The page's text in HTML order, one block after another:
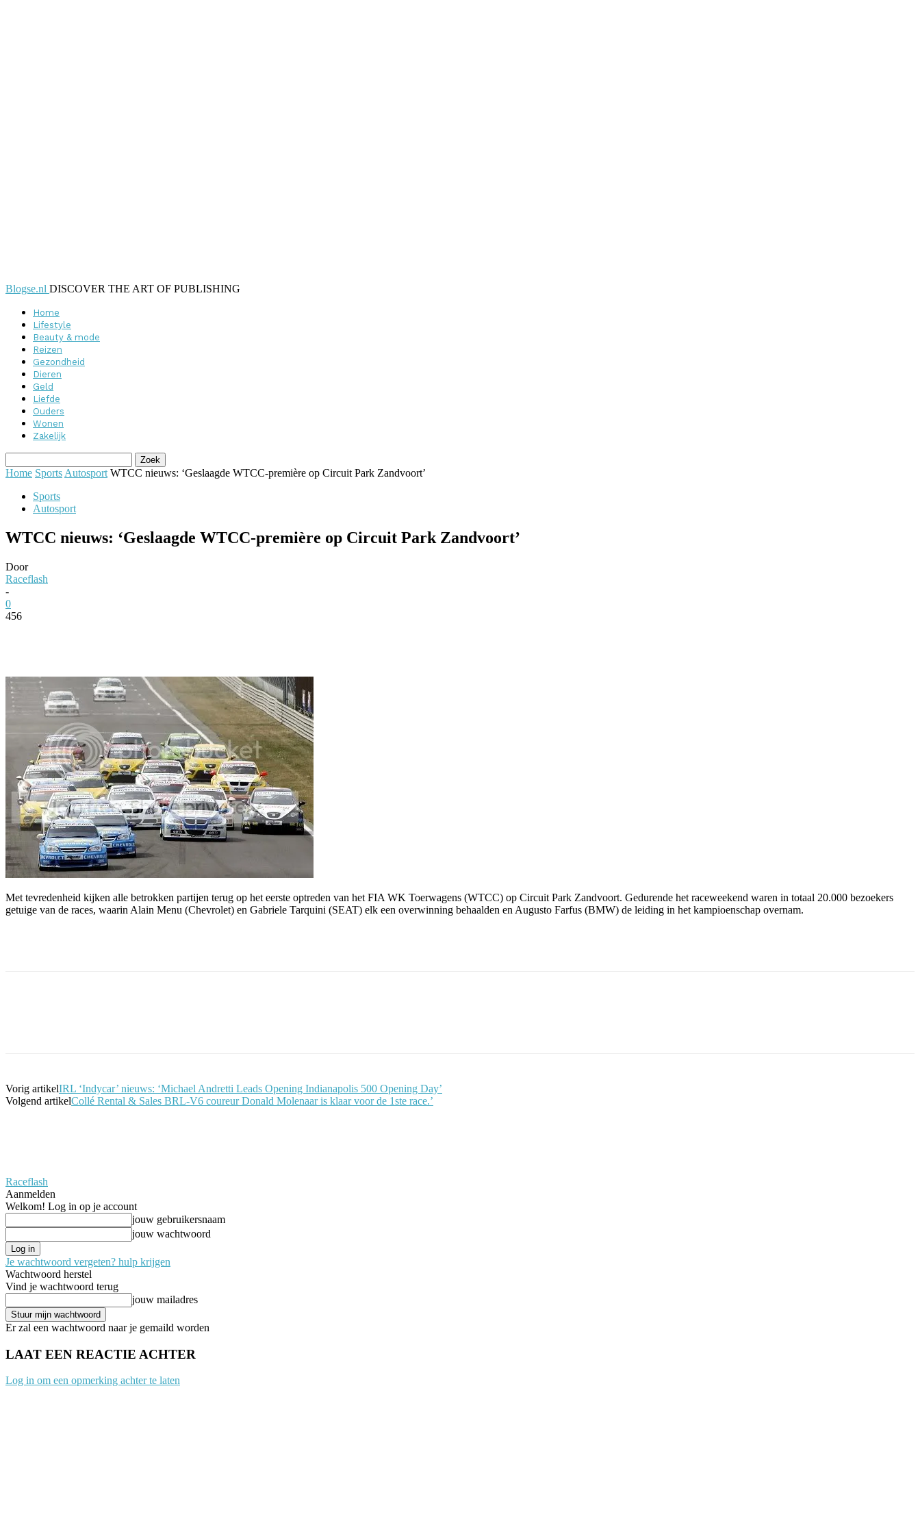
Blogse.nl DISCOVER THE ART OF PUBLISHING
Home
Lifestyle
Beauty & mode
Reizen
Gezondheid
Dieren
Geld
Liefde
Ouders
Wonen
Zakelijk
Home Sports Autosport WTCC nieuws: ‘Geslaagde WTCC-première op Circuit Park Zandvoort’
Sports
Autosport
WTCC nieuws: ‘Geslaagde WTCC-première op Circuit Park Zandvoort’
Door
Raceflash
-
0
456
Met tevredenheid kijken alle betrokken partijen terug op het eerste optreden van het FIA WK Toerwagens (WTCC) op Circuit Park Zandvoort. Gedurende het raceweekend waren in totaal 20.000 bezoekers
getuige van de races, waarin Alain Menu (Chevrolet) en Gabriele Tarquini (SEAT) elk een overwinning behaalden en Augusto Farfus (BMW) de leiding in het kampioenschap overnam.
Vorig artikelIRL ‘Indycar’ nieuws: ‘Michael Andretti Leads Opening Indianapolis 500 Opening Day’
Volgend artikelCollé Rental & Sales BRL-V6 coureur Donald Molenaar is klaar voor de 1ste race.’
Raceflash
Aanmelden
Welkom! Log in op je account
jouw gebruikersnaam
jouw wachtwoord
Je wachtwoord vergeten? hulp krijgen
Wachtwoord herstel
Vind je wachtwoord terug
jouw mailadres
Er zal een wachtwoord naar je gemaild worden
LAAT EEN REACTIE ACHTER
Log in om een opmerking achter te laten